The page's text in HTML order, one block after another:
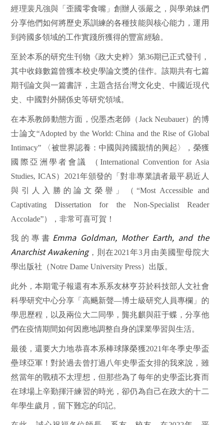
經理裴凡強與「歪國零食嘴」創辦人張嚴之，與學弟妹們
分享他們如何將歷史系訓練的各種技能與核心能力，運用
到跨國多領域的工作實踐所獲得的豐富經驗。
至於本系的研究生刊物《政大史粹》第36期已正式發刊，
其中收錄數篇曾獲本校史學論文獎的佳作。該期共有七篇
期刊論文與一篇書評，主題含括台灣文化史、中國近現代
史、中國對外關係史等研究領域。
在本系教師動態方面，倪墨杰老師（Jack Neubauer）的博
士論文“Adopted by the World: China and the Rise of Global
Intimacy”
〈被世界認養：中國與跨國親情的興起〉，榮獲
國際亞洲學者會議
（International Convention for Asia
Studies, ICAS） 2021年頒發的「對非專業讀者最平易近人
與引人入勝的論文榮譽」（ “Most Accessible and
Captivating Dissertation for the Non-Specialist Reader
Accolade”），非常可喜可賀！
我的專書 Emma Goldman, Mother Earth, and the
Anarchist Awakening，則在2021 年3 月由美國聖母院大
學出版社（Notre Dame University Press）出版。
此外，本期電子報還有本系系友林亨芬於科技部人文社會
科學研究中心分享「高颺新聲—博士級研究人員專欄」的
學思歷程，以及兩位大二同學，龔兆麒與莊于蝶，分享他
們在疫情期間如何因應地調整自身的課業學習與生活。
最後，還要大力地恭喜本系棒球隊榮獲2021年冬季史學盃
壘球亞軍！對於過去曾打過八年史學盃女排的我來說，雖
然當年的戰積不太理想，但那些為了每年的史學盃比賽而
在球場上辛勤揮汗練習的時光，卻仍為自己在政大的十二
年學生歲月，留下難忘的印記。